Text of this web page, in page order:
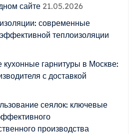
сайте 21.05.2026
современные
теплоизоляции
гарнитуры в Москве:
с доставкой
сеялок: ключевые
производства